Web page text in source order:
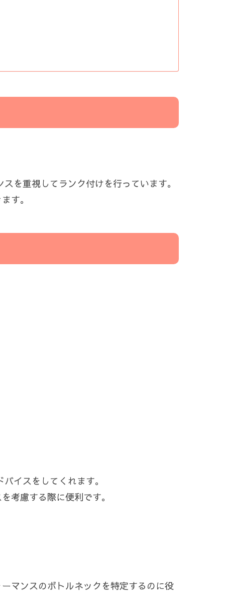
を重視してランク付けを行っています。
す。
イスをしてくれます。
考慮する際に便利です。
マンスのボトルネックを特定するのに役